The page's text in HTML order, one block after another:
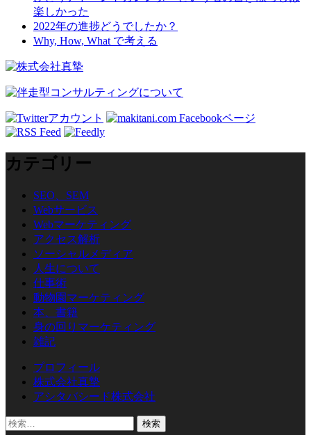
楽しかった
2022年の進捗どうでしたか？
Why, How, What で考える
カテゴリー
SEO、SEM
Webサービス
Webマーケティング
アクセス解析
ソーシャルメディア
人生について
仕事術
動物園マーケティング
本、書籍
身の回りマーケティング
雑記
プロフィール
株式会社真摯
アシタバシード株式会社
検